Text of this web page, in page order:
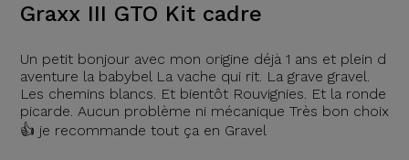
Graxx III GTO Kit cadre
Un petit bonjour avec mon origine déjà 1 ans et plein d
aventure la babybel La vache qui rit. La grave gravel.
Les chemins blancs. Et bientôt Rouvignies. Et la ronde
picarde. Aucun problème ni mécanique Très bon choix
👍 je recommande tout ça en Gravel